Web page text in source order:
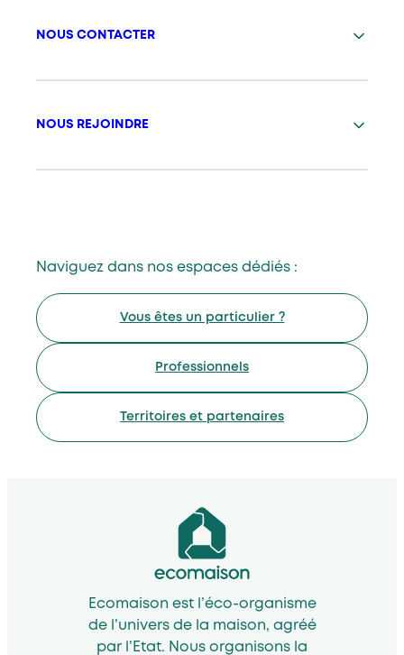
NOUS CONTACTER
NOUS REJOINDRE
Naviguez dans nos espaces dédiés :
Vous êtes un particulier ?
Professionnels
Territoires et partenaires
Ecomaison est l’éco-organisme
de l’univers de la maison, agréé
par l’Etat. Nous organisons la